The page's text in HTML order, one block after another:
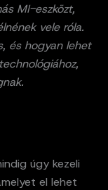
MI-eszközt,
vele róla.
és hogyan lehet
úgy kezeli
el lehet